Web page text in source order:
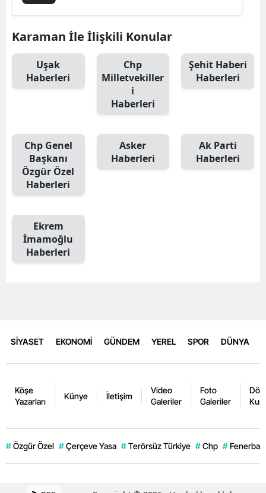
Karaman İle İlişkili Konular
Uşak
Haberleri
Chp
Milletvekiller
i
Haberleri
Şehit Haberi
Haberleri
Chp Genel
Başkanı
Özgür Özel
Haberleri
Asker
Haberleri
Ak Parti
Haberleri
Ekrem
İmamoğlu
Haberleri
SİYASET EKONOMİ GÜNDEM YEREL SPOR DÜNYA
Köşe
Yazarları
Künye İletişim
Video
Galeriler
Foto
Galeriler
# Özgür Özel # Çerçeve Yasa # Terörsüz Türkiye # Chp #